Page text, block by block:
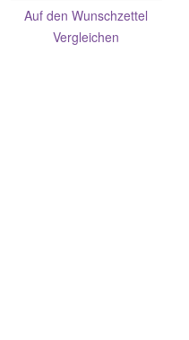
Auf den Wunschzettel
Vergleichen